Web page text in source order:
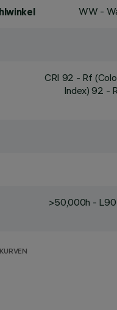
WW -
CRI 92 - Rf
Index) 92 -
>50,000h - L90